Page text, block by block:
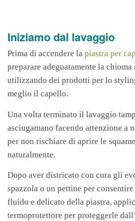
Iniziamo dal lavaggio
Prima di accendere la piastra per
preparare adeguatamente la chioma
utilizzando dei prodotti per lo
meglio il capello.
Una volta terminato il lavaggio
asciugamano facendo attenzione a
per non rischiare di aprire le
naturalmente.
Dopo aver districato con cura gli
spazzola o un pettine per
fluido e delicato della piastra,
termoprotettore per proteggerle